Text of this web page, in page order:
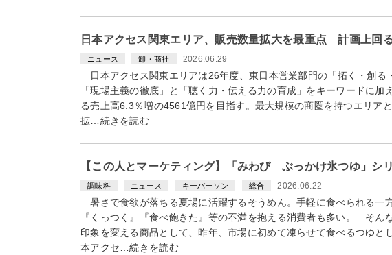
日本アクセス関東エリア、販売数量拡大を最重点 計画上回
ニュース 卸・商社 2026.06.29
日本アクセス関東エリアは26年度、東日本営業部門の「拓く・創る
「現場主義の徹底」と「聴く力・伝える力の育成」をキーワードに加
る売上高6.3％増の4561億円を目指す。最大規模の商圏を持つエリア
拡…続きを読む
【この人とマーケティング】「みわび ぶっかけ氷つゆ」シ
調味料 ニュース キーパーソン 総合 2026.06.22
暑さで食欲が落ちる夏場に活躍するそうめん。手軽に食べられる一
『くっつく』『食べ飽きた』等の不満を抱える消費者も多い。 そん
印象を変える商品として、昨年、市場に初めて凍らせて食べるつゆと
本アクセ…続きを読む